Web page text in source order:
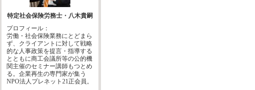
特定社会保険労務士・八木貴嗣
プロフィール：
労働・社会保険業務にとどまら
ず、クライアントに対して戦略
的な人事政策を提言・指導する
とともに商工会議所等の公的機
関主催のセミナー講師もつとめ
る。企業再生の専門家が集う
NPO法人プレネット21正会員。